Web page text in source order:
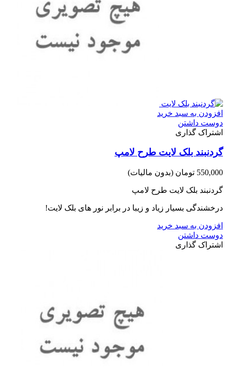
افزودن به سبد خرید
دوست داشتن
اشتراک گذاری
گردنبند بلک لایت طرح لامپ
550,000 تومان (بدون مالیات)
گردنبند بلک لایت طرح لامپ
درخشندگی بسیار زیاد و زیبا در برابر نور های بلک لایت!
افزودن به سبد خرید
دوست داشتن
اشتراک گذاری